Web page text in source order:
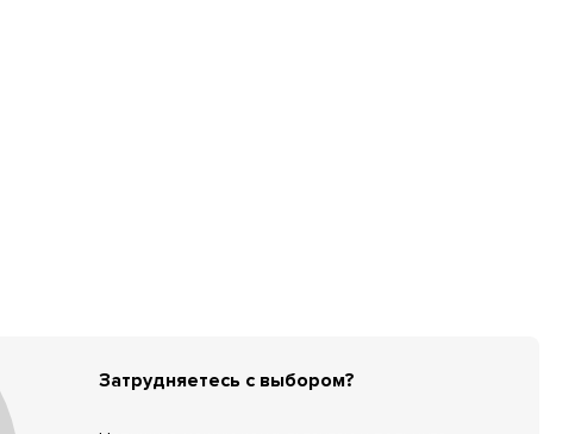
Затрудняетесь с выбором?